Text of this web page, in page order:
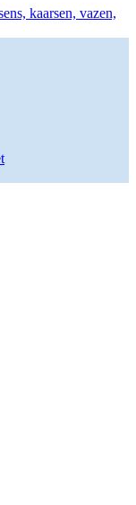
kaarsen, vazen,